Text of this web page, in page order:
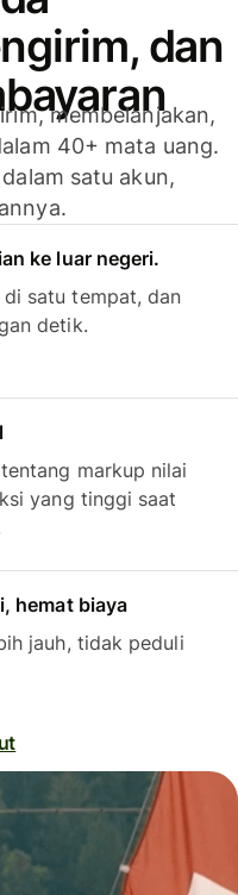
dan
membelanjakan,
40+ mata uang.
satu akun,
ke luar negeri.
satu tempat, dan
detik.
markup nilai
yang tinggi saat
hemat biaya
jauh, tidak peduli